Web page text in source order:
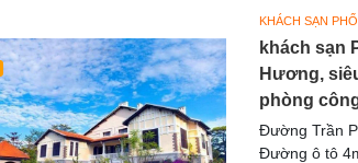
KHÁCH SẠN PHỐ
khách sạn
Hương,
phòng
Đường Trần
Đường ô tô